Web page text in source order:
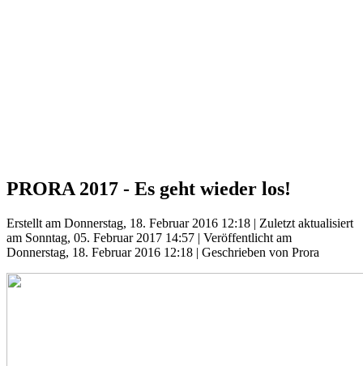
PRORA 2017 - Es geht wieder los!
Erstellt am Donnerstag, 18. Februar 2016 12:18 | Zuletzt aktualisiert
am Sonntag, 05. Februar 2017 14:57 | Veröffentlicht am
Donnerstag, 18. Februar 2016 12:18 | Geschrieben von Prora